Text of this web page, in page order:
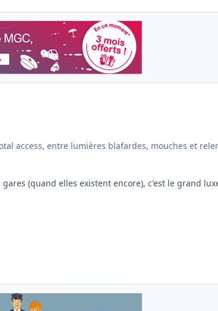
access, entre lumières blafardes, mouches et
(quand elles existent encore), c'est le grand